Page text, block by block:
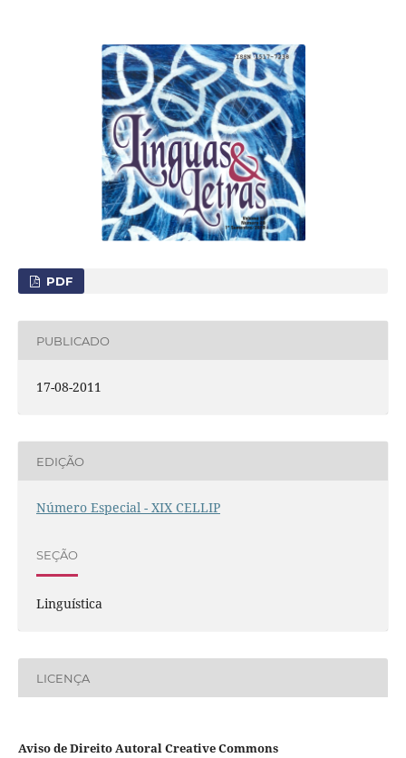
PDF
PUBLICADO
17-08-2011
EDIÇÃO
Número Especial - XIX CELLIP
SEÇÃO
Linguística
LICENÇA
Aviso de Direito Autoral Creative Commons